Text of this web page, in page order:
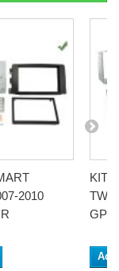
2010
KIT
GPS